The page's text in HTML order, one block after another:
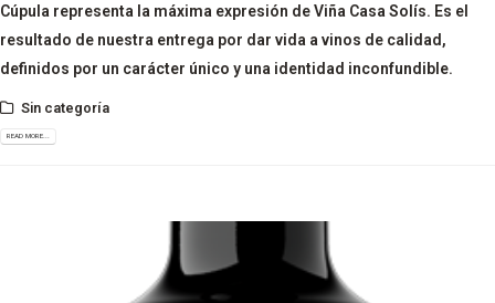
Cúpula representa la máxima expresión de Viña Casa Solís. Es el
resultado de nuestra entrega por dar vida a vinos de calidad,
definidos por un carácter único y una identidad inconfundible.
Sin categoría
READ MORE...